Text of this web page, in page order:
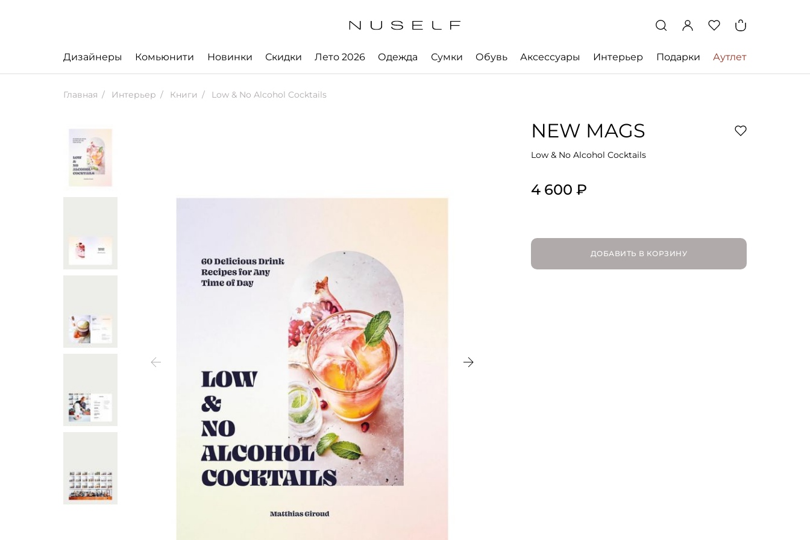
Дизайнеры Комьюнити Новинки Скидки Лето 2026 Одежда Сумки Обувь Аксессуары Интерьер Подарки Аутлет
Главная Интерьер Книги Low & No Alcohol Cocktails
NEW MAGS
Low & No Alcohol Cocktails
4 600 ₽
ДОБАВИТЬ В КОРЗИНУ